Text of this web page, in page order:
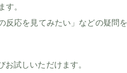
す。
反応を見てみたい」などの疑問を
試しいただけます。